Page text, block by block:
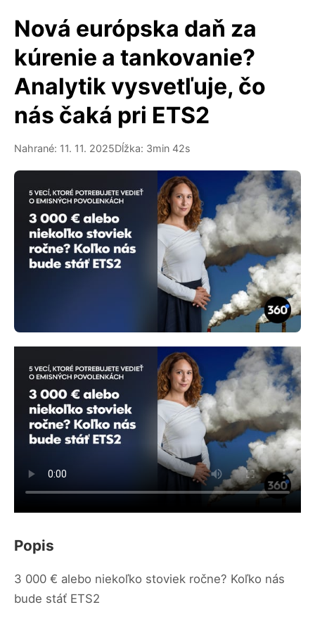
Nová európska daň za
kúrenie a tankovanie?
Analytik vysvetľuje, čo
nás čaká pri ETS2
Nahrané: 11. 11. 2025Dĺžka: 3min 42s
Popis
3 000 € alebo niekoľko stoviek ročne? Koľko nás
bude stáť ETS2